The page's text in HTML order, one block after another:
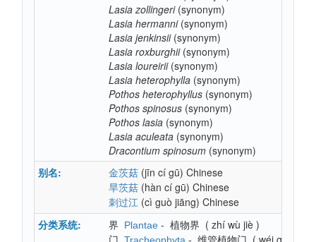
Lasia zollingeri(synonym)
Lasia hermanni(synonym)
Lasia jenkinsii(synonym)
Lasia roxburghii(synonym)
Lasia loureirii(synonym)
Lasia heterophylla (synonym)
Pothos heterophyllus (synonym)
Pothos spinosus (synonym)
Pothos lasia (synonym)
Lasia aculeata (synonym)
Dracontium spinosum (synonym)
别名:
金茨菇 (jīn cí gū) Chinese
旱茨菇 (hàn cí gū) Chinese
刺过江 (cì guò jiāng) Chinese
分类系统:
界 Plantae - 植物界 ( zhí wù jiè )
门
- 维管植物门 ( wéi guǎn